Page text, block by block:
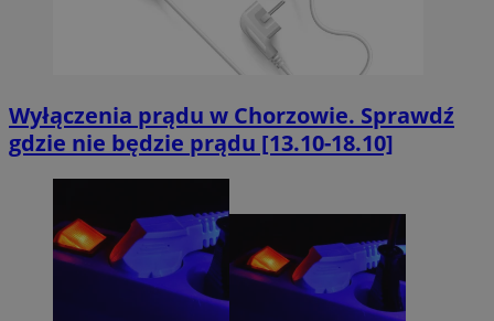
Wyłączenia prądu w Chorzowie. Sprawdź
gdzie nie będzie prądu [13.10-18.10]